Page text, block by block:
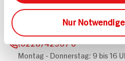
Nur
Mehr Informationen in unserem
hit.de
(0228) 42967 0
Montag - Donnerstag: 9 bis 16